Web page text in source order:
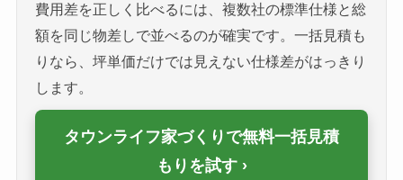
費用差を正しく比べるには、複数社の標準仕様と総
額を同じ物差しで並べるのが確実です。一括見積も
りなら、坪単価だけでは見えない仕様差がはっきり
します。
タウンライフ家づくりで無料一括見積
もりを試す